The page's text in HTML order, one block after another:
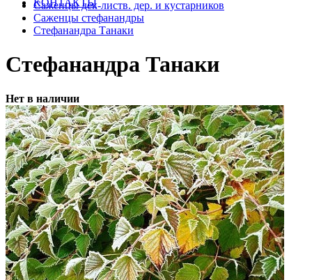
КОНТАКТЫ
Саженцы дек-листв. дер. и кустарников
Саженцы стефанандры
Стефанандра Танаки
Стефанандра Танаки
Нет в наличии